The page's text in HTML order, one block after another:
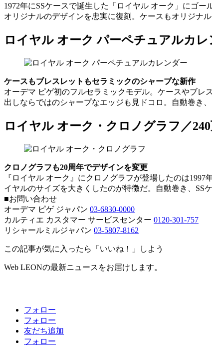
1972年にSSケースで誕生した「ロイヤル オーク」にゴ
オリジナルのデザインを忠実に復刻。ケースもオリジナ
ロイヤル オーク パーペチュアルカレ
ケースもブレスレットもセラミックのシャープな新作
オーデマ ピゲ初のフルセラミックモデル。ケースやブレ
出しならではのシャープなエッジも見ドコロ。自動巻き
ロイヤル オーク・クロノグラフ／240
クロノグラフも20周年でデザインを変更
『ロイヤル オーク』にクロノグラフが登場したのは
イヤルのサイズを大きくしたのが特徴だ。自動巻き、SS
■お問い合わせ
オーデマ ピゲ ジャパン 03-6830-0000
カルティエ カスタマー サービスセンター 0120-301-757
リシャールミルジャパン 03-5807-8162
この記事が気に入ったら「いいね！」しよう
Web LEONの最新ニュースをお届けします。
フォロー
フォロー
友だち追加
フォロー